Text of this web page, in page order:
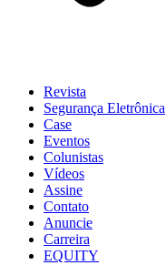
Revista
Segurança Eletrônica
Case
Eventos
Colunistas
Vídeos
Assine
Contato
Anuncie
Carreira
EQUITY